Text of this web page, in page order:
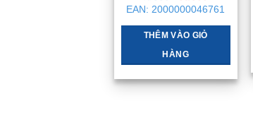
gốc
là:
4tr550 .
hiện
tại
là:
EAN: 2000000046761
THÊM VÀO GIỎ
HÀNG